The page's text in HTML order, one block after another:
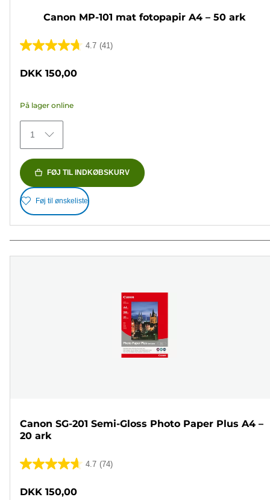
Canon MP-101 mat fotopapir A4 – 50 ark
4.7 (41)
4.7
stjerner.
41
anmeldelser
DKK 150,00
På lager online
1
FØJ TIL INDKØBSKURV
Føj til ønskeliste
Canon SG-201 Semi-Gloss Photo Paper Plus A4 –
20 ark
4.7 (74)
4.7
DKK 150,00